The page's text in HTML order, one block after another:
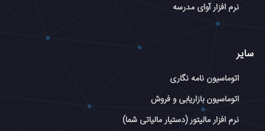
نرم افزار آوای مدرسه
سایر
اتوماسیون نامه نگاری
اتوماسیون بازاریابی و فروش
نرم افزار مالیتور (دستیار مالیاتی شما)